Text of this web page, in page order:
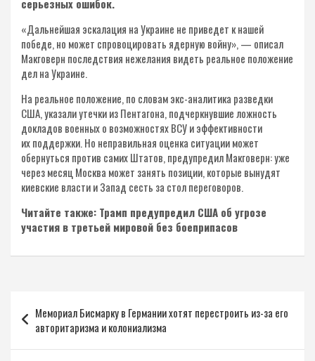
серьезных ошибок.
«Дальнейшая эскалация на Украине не приведет к нашей
победе, но может спровоцировать ядерную войну», — описал
Макговерн последствия нежелания видеть реальное положение
дел на Украине.
На реальное положение, по словам экс-аналитика разведки
США, указали утечки из Пентагона, подчеркнувшие ложность
докладов военных о возможностях ВСУ и эффективности
их поддержки. Но неправильная оценка ситуации может
обернуться против самих Штатов, предупредил Макговерн: уже
через месяц Москва может занять позиции, которые вынудят
киевские власти и Запад сесть за стол переговоров.
Читайте также: Трамп предупредил США об угрозе
участия в третьей мировой без боеприпасов
по
записям
Мемориал Бисмарку в Германии хотят перестроить из-за его
авторитаризма и колониализма